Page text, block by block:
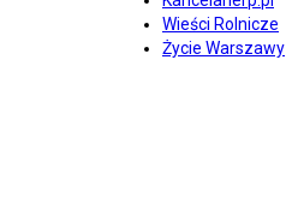
Wieści Rolnicze
Życie Warszawy